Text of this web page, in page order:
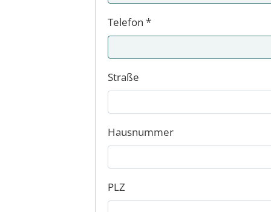
Telefon *
Straße
Hausnummer
PLZ